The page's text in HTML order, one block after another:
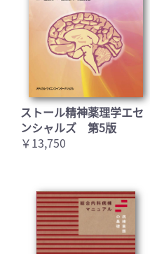
ストール精神薬理学エセ
ンシャルズ 第5版
￥13,750